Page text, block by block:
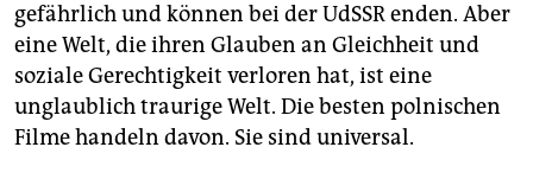
gefährlich und können bei der UdSSR enden. Aber
eine Welt, die ihren Glauben an Gleichheit und
soziale Gerechtigkeit verloren hat, ist eine
unglaublich traurige Welt. Die besten polnischen
Filme handeln davon. Sie sind universal.